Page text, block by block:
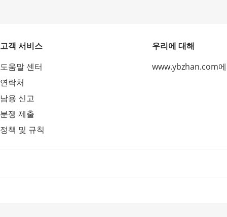
고객 서비스
도움말 센터
연락처
남용 신고
분쟁 제출
정책 및 규칙
우리에 대해
www.ybzhan.com